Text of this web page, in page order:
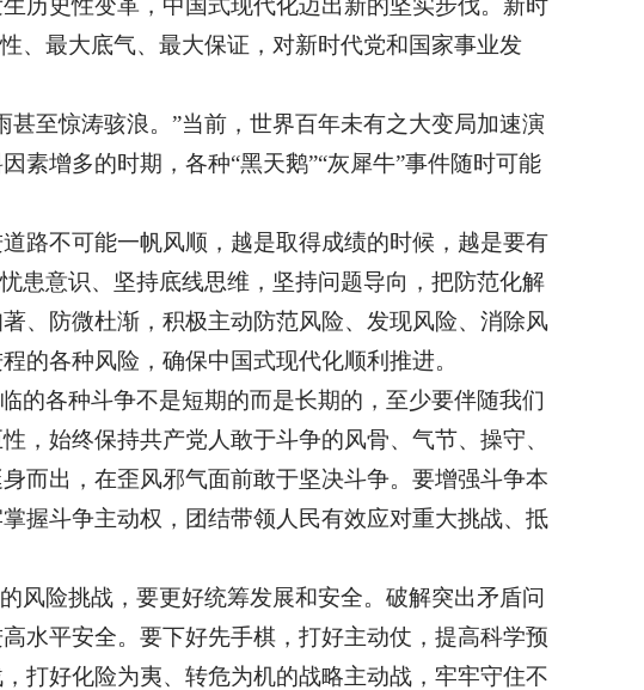
历史性变革，中国式现代化迈出新的坚实步伐。新时
、最大底气、最大保证，对新时代党和国家事业发
至惊涛骇浪。”当前，世界百年未有之大变局加速演
素增多的时期，各种“黑天鹅”“灰犀牛”事件随时可能
路不可能一帆风顺，越是取得成绩的时候，越是要有
患意识、坚持底线思维，坚持问题导向，把防范化解
、防微杜渐，积极主动防范风险、发现风险、消除风
的各种风险，确保中国式现代化顺利推进。
的各种斗争不是短期的而是长期的，至少要伴随我们
，始终保持共产党人敢于斗争的风骨、气节、操守、
而出，在歪风邪气面前敢于坚决斗争。要增强斗争本
握斗争主动权，团结带领人民有效应对重大挑战、抵
风险挑战，要更好统筹发展和安全。破解突出矛盾问
水平安全。要下好先手棋，打好主动仗，提高科学预
打好化险为夷、转危为机的战略主动战，牢牢守住不